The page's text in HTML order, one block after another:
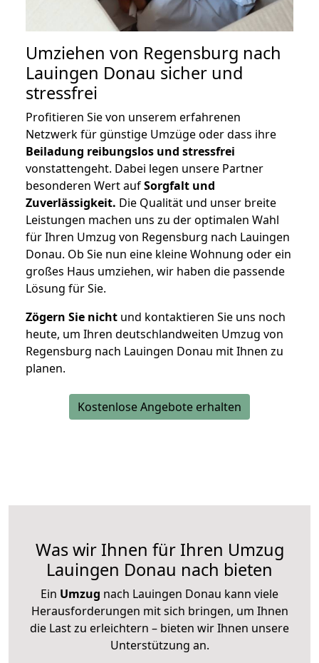
Umziehen von Regensburg nach
Lauingen Donau sicher und
stressfrei
Profitieren Sie von unserem erfahrenen
Netzwerk für günstige Umzüge oder dass ihre
Beiladung reibungslos und stressfrei
vonstattengeht. Dabei legen unsere Partner
besonderen Wert aufSorgfalt und
Zuverlässigkeit. Die Qualität und unser breite
Leistungen machen uns zu der optimalen Wahl
für Ihren Umzug von Regensburg nach Lauingen
Donau. Ob Sie nun eine kleine Wohnung oder ein
großes Haus umziehen, wir haben die passende
Lösung für Sie.
Zögern Sie nicht und kontaktieren Sie uns noch
heute, um Ihren deutschlandweiten Umzug von
Regensburg nach Lauingen Donau mit Ihnen zu
planen.
Kostenlose Angebote erhalten
Was wir Ihnen für Ihren Umzug
Lauingen Donau nach bieten
Ein Umzug nach Lauingen Donau kann viele
Herausforderungen mit sich bringen, um Ihnen
die Last zu erleichtern – bieten wir Ihnen unsere
Unterstützung an.